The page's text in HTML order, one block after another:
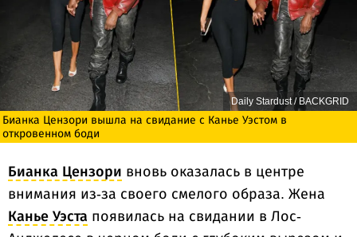
Daily Stardust / BACKGRID
Бианка Цензори вышла на свидание с Канье Уэстом в
откровенном боди
Бианка Цензори вновь оказалась в центре
внимания из-за своего смелого образа. Жена
Канье Уэста появилась на свидании в Лос-